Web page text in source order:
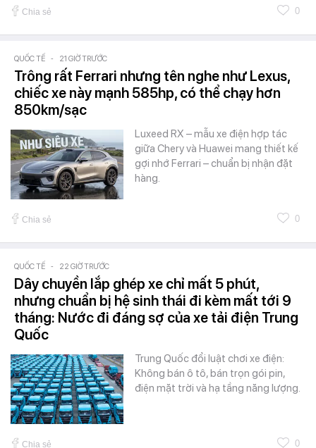
Chia sẻ 0
QUỐC TẾ - 21 GIỜ TRƯỚC
Trông rất Ferrari nhưng tên nghe như Lexus,
chiếc xe này mạnh 585hp, có thể chạy hơn
850km/sạc
Luxeed RX – mẫu xe điện hợp tác
giữa Chery và Huawei mang thiết kế
gợi nhớ Ferrari – chuẩn bị nhận đặt
hàng.
Chia sẻ 0
QUỐC TẾ - 22 GIỜ TRƯỚC
Dây chuyền lắp ghép xe chỉ mất 5 phút,
nhưng chuẩn bị hệ sinh thái đi kèm mất tới 9
tháng: Nước đi đáng sợ của xe tải điện Trung
Quốc
Trung Quốc đổi luật chơi xe điện:
Không bán ô tô, bán trọn gói pin,
điện mặt trời và hạ tầng năng lượng.
Chia sẻ 0